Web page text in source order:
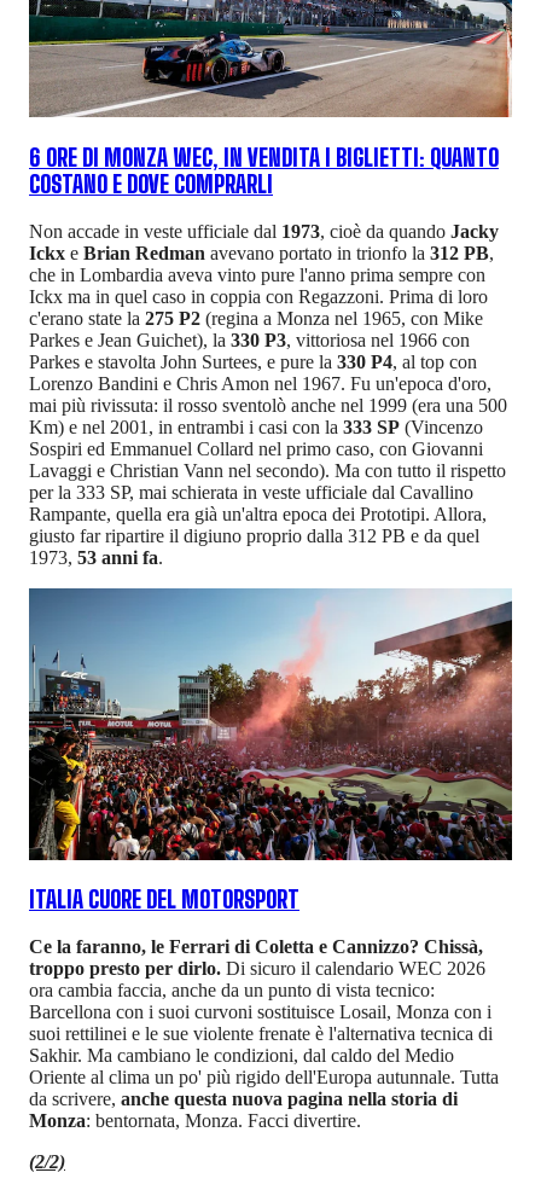
6 ORE DI MONZA WEC, IN VENDITA I BIGLIETTI: QUANTO
COSTANO E DOVE COMPRARLI
Non accade in veste ufficiale dal 1973, cioè da quando Jacky
Ickx e Brian Redman avevano portato in trionfo la 312 PB,
che in Lombardia aveva vinto pure l'anno prima sempre con
Ickx ma in quel caso in coppia con Regazzoni. Prima di loro
c'erano state la 275 P2 (regina a Monza nel 1965, con Mike
Parkes e Jean Guichet), la 330 P3, vittoriosa nel 1966 con
Parkes e stavolta John Surtees, e pure la 330 P4, al top con
Lorenzo Bandini e Chris Amon nel 1967. Fu un'epoca d'oro,
mai più rivissuta: il rosso sventolò anche nel 1999 (era una 500
Km) e nel 2001, in entrambi i casi con la 333 SP (Vincenzo
Sospiri ed Emmanuel Collard nel primo caso, con Giovanni
Lavaggi e Christian Vann nel secondo). Ma con tutto il rispetto
per la 333 SP, mai schierata in veste ufficiale dal Cavallino
Rampante, quella era già un'altra epoca dei Prototipi. Allora,
giusto far ripartire il digiuno proprio dalla 312 PB e da quel
1973, 53 anni fa.
ITALIA CUORE DEL MOTORSPORT
Ce la faranno, le Ferrari di Coletta e Cannizzo? Chissà,
troppo presto per dirlo. Di sicuro il calendario WEC 2026
ora cambia faccia, anche da un punto di vista tecnico:
Barcellona con i suoi curvoni sostituisce Losail, Monza con i
suoi rettilinei e le sue violente frenate è l'alternativa tecnica di
Sakhir. Ma cambiano le condizioni, dal caldo del Medio
Oriente al clima un po' più rigido dell'Europa autunnale. Tutta
da scrivere, anche questa nuova pagina nella storia di
Monza: bentornata, Monza. Facci divertire.
(2/2)